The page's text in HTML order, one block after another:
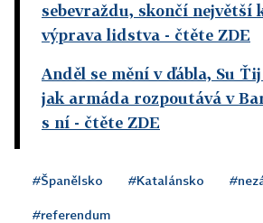
sebevraždu, skončí největší
výprava lidstva - čtěte ZDE
Anděl se mění v ďábla, Su
jak armáda rozpoutává v
s ní - čtěte ZDE
#Španělsko #Katalánsko
#referendum